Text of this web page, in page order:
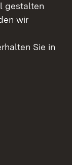
gestalten
wir
Sie in